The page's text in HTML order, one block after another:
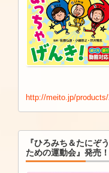
http://meito.jp/
『ひろみち＆たにぞ
ための運動会』発売！